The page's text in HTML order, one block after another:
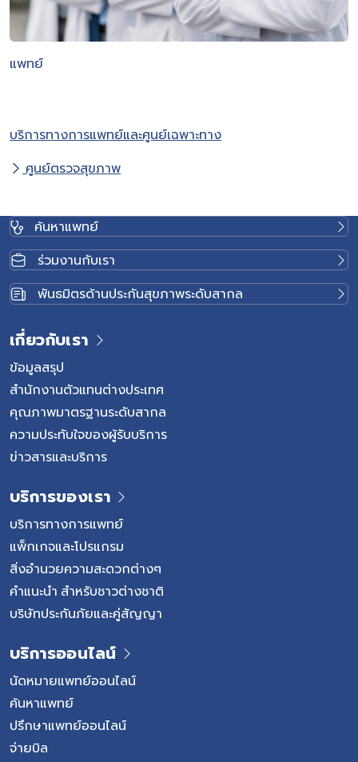
แพทย์
บริการทางการแพทย์และศูนย์เฉพาะทาง
ศูนย์ตรวจสุขภาพ
ค้นหาแพทย์
ร่วมงานกับเรา
พันธมิตรด้านประกันสุขภาพระดับสากล
เกี่ยวกับเรา
ข้อมูลสรุป
สำนักงานตัวแทนต่างประเทศ
คุณภาพมาตรฐานระดับสากล
ความประทับใจของผู้รับบริการ
ข่าวสารและบริการ
บริการของเรา
บริการทางการแพทย์
แพ็กเกจและโปรแกรม
สิ่งอำนวยความสะดวกต่างๆ
คำแนะนำ สำหรับชาวต่างชาติ
บริษัทประกันภัยและคู่สัญญา
บริการออนไลน์
นัดหมายแพทย์ออนไลน์
ค้นหาแพทย์
ปรึกษาแพทย์ออนไลน์
จ่ายบิล